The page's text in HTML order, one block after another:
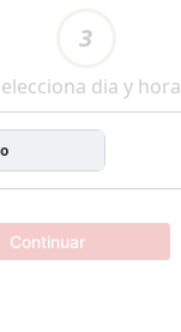
3
dia y hora
Continuar